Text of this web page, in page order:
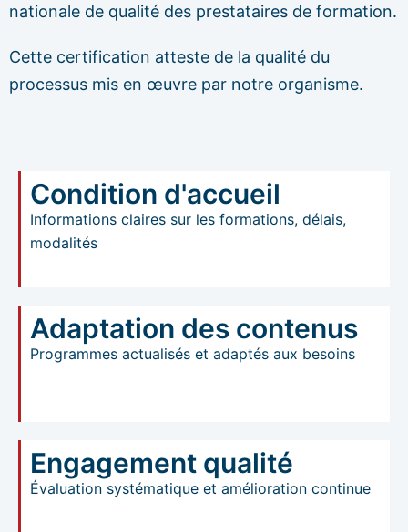
nationale de qualité des prestataires de formation.
Cette certification atteste de la qualité du
processus mis en œuvre par notre organisme.
Condition d'accueil
Informations claires sur les formations, délais,
modalités
Adaptation des contenus
Programmes actualisés et adaptés aux besoins
Engagement qualité
Évaluation systématique et amélioration continue